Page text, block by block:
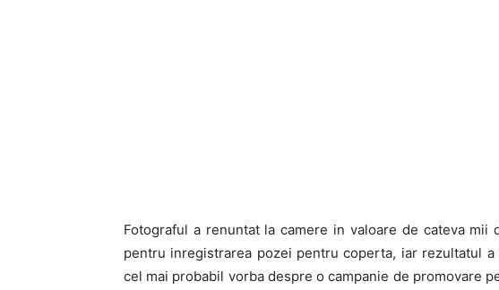
Fotograful a renuntat la camere in valoare de cateva
pentru inregistrarea pozei pentru coperta, iar rezultatul
cel mai probabil vorba despre o campanie de promovare